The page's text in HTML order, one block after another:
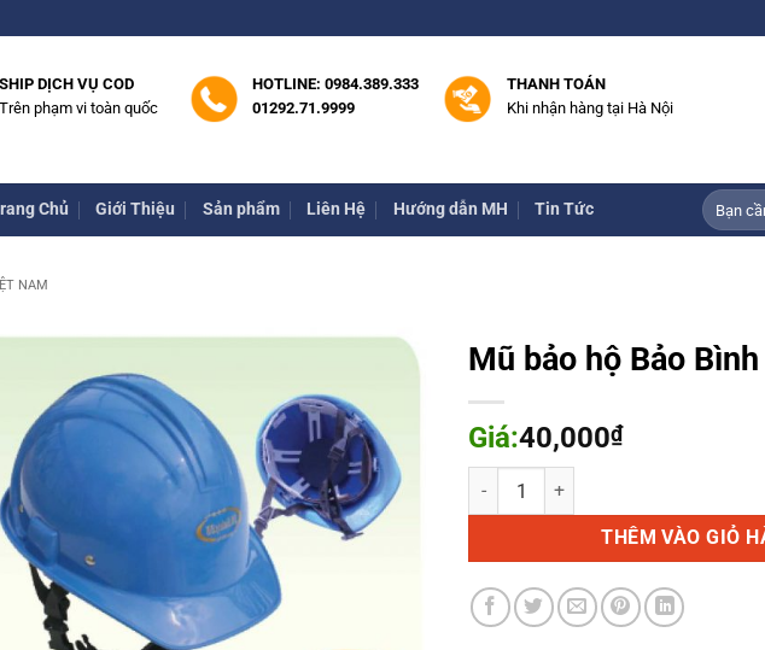
SHIP DỊCH VỤ COD
Trên phạm vi toàn quốc
HOTLINE: 0984.389.333
01292.71.9999
THANH TOÁN
Khi nhận hàng tại Hà Nội
Chủ Giới Thiệu Sản phẩm Liên Hệ Hướng dẫn MH Tin Tức
Tìm
kiếm:
NAM
Mũ bảo hộ Bảo
Giá:40,000₫
Mũ bảo hộ Bảo Bình N005 số lượng
THÊM VÀO GIỎ